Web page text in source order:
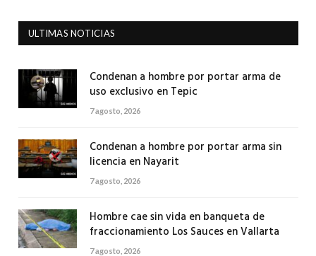
ULTIMAS NOTICIAS
Condenan a hombre por portar arma de
uso exclusivo en Tepic
7 agosto, 2026
Condenan a hombre por portar arma sin
licencia en Nayarit
7 agosto, 2026
Hombre cae sin vida en banqueta de
fraccionamiento Los Sauces en Vallarta
7 agosto, 2026